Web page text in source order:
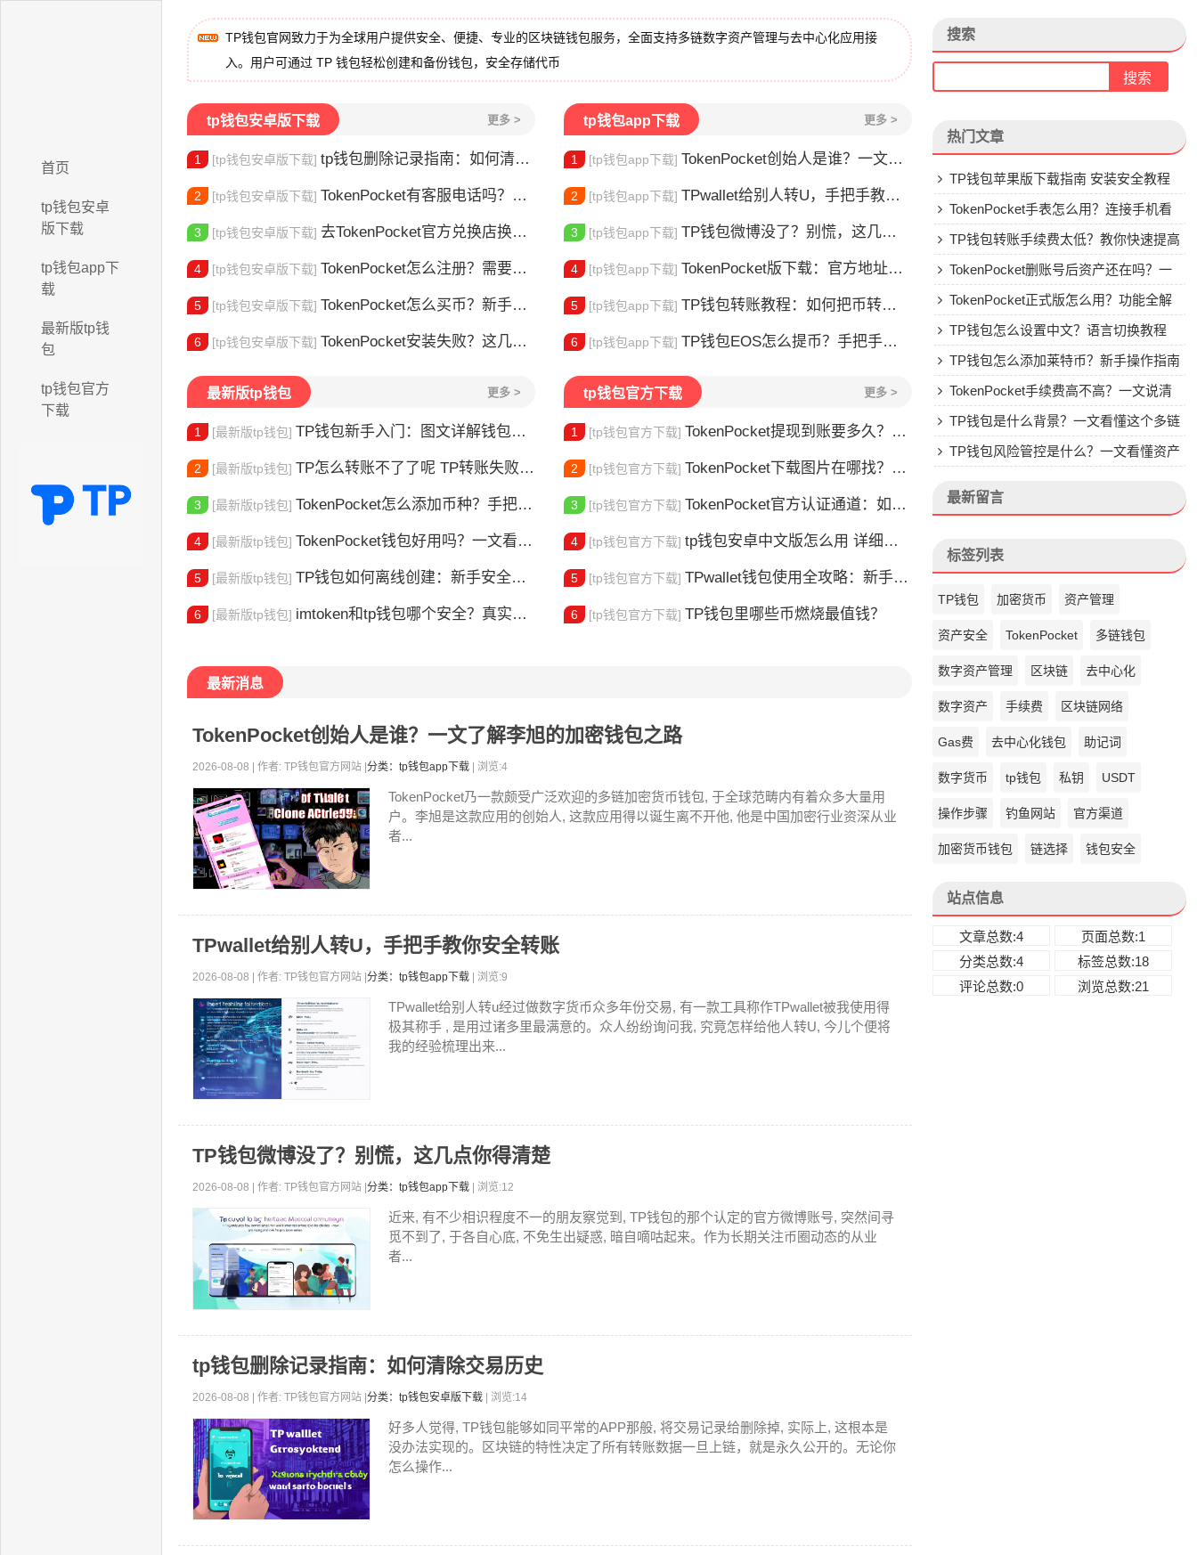
首页
tp钱包安卓
版下载
tp钱包app下
载
最新版tp钱
包
tp钱包官方
下载
TP钱包官网致力于为全球用户提供安全、便捷、专业的区块链钱包服务，全面支持多链数字资产管理与去中心化应用接
入。用户可通过 TP 钱包轻松创建和备份钱包，安全存储代币
tp钱包安卓版下载 更多 >
1 [tp钱包安卓版下载] tp钱包删除记录指南：如何清除交易历史
2 [tp钱包安卓版下载] TokenPocket有客服电话吗？官方联系方式详解
3 [tp钱包安卓版下载] 去TokenPocket官方兑换店换币，这几个坑别再踩了
4 [tp钱包安卓版下载] TokenPocket怎么注册？需要实名认证吗？
5 [tp钱包安卓版下载] TokenPocket怎么买币？新手交易全流程详解
6 [tp钱包安卓版下载] TokenPocket安装失败？这几点最常见
tp钱包app下载 更多 >
1 [tp钱包app下载] TokenPocket创始人是谁？一文了解李旭的加密钱包之路
2 [tp钱包app下载] TPwallet给别人转U，手把手教你安全转账
3 [tp钱包app下载] TP钱包微博没了？别慌，这几点你得清楚
4 [tp钱包app下载] TokenPocket版下载：官方地址与安装避坑指南
5 [tp钱包app下载] TP钱包转账教程：如何把币转到交易所或地址
6 [tp钱包app下载] TP钱包EOS怎么提币？手把手教你安全赎回
最新版tp钱包 更多 >
1 [最新版tp钱包] TP钱包新手入门：图文详解钱包使用方法
2 [最新版tp钱包] TP怎么转账不了了呢 TP转账失败？这5个原因最常见，一文解决你的转账焦虑
3 [最新版tp钱包] TokenPocket怎么添加币种？手把手教你自定义代币
4 [最新版tp钱包] TokenPocket钱包好用吗？一文看懂核心功能特点
5 [最新版tp钱包] TP钱包如何离线创建：新手安全上链指南
6 [最新版tp钱包] imtoken和tp钱包哪个安全？真实对比告诉你
tp钱包官方下载 更多 >
1 [tp钱包官方下载] TokenPocket提现到账要多久？别把钱包当银行，看完这篇就懂了
2 [tp钱包官方下载] TokenPocket下载图片在哪找？官方渠道最靠谱
3 [tp钱包官方下载] TokenPocket官方认证通道：如何找到真正的官方渠道
4 [tp钱包官方下载] tp钱包安卓中文版怎么用 详细安装教程
5 [tp钱包官方下载] TPwallet钱包使用全攻略：新手也能快速上手掌握
6 [tp钱包官方下载] TP钱包里哪些币燃烧最值钱？
最新消息
TokenPocket创始人是谁？一文了解李旭的加密钱包之路
2026-08-08 | 作者: TP钱包官方网站 | 分类：tp钱包app下载 | 浏览:4
TokenPocket乃一款颇受广泛欢迎的多链加密货币钱包, 于全球范畴内有着众多大量用
户。李旭是这款应用的创始人, 这款应用得以诞生离不开他, 他是中国加密行业资深从业
者...
TPwallet给别人转U，手把手教你安全转账
2026-08-08 | 作者: TP钱包官方网站 | 分类：tp钱包app下载 | 浏览:9
TPwallet给别人转u经过做数字货币众多年份交易, 有一款工具称作TPwallet被我使用得
极其称手 , 是用过诸多里最满意的。众人纷纷询问我, 究竟怎样给他人转U, 今儿个便将
我的经验梳理出来...
TP钱包微博没了？别慌，这几点你得清楚
2026-08-08 | 作者: TP钱包官方网站 | 分类：tp钱包app下载 | 浏览:12
近来, 有不少相识程度不一的朋友察觉到, TP钱包的那个认定的官方微博账号, 突然间寻
觅不到了, 于各自心底, 不免生出疑惑, 暗自嘀咕起来。作为长期关注币圈动态的从业
者...
tp钱包删除记录指南：如何清除交易历史
2026-08-08 | 作者: TP钱包官方网站 | 分类：tp钱包安卓版下载 | 浏览:14
好多人觉得, TP钱包能够如同平常的APP那般, 将交易记录给删除掉, 实际上, 这根本是
没办法实现的。区块链的特性决定了所有转账数据一旦上链，就是永久公开的。无论你
怎么操作...
搜索
热门文章
TP钱包苹果版下载指南 安装安全教程
TokenPocket手表怎么用？连接手机看
行情教程
TP钱包转账手续费太低？教你快速提高
Gas费
TokenPocket删账号后资产还在吗？一
文讲清楚
TokenPocket正式版怎么用？功能全解
析与安全使用指南
TP钱包怎么设置中文？语言切换教程
TP钱包怎么添加莱特币？新手操作指南
TokenPocket手续费高不高？一文说清
楚TP钱包是什么背景？一文看懂这个多链
钱包的来头
TP钱包风险管控是什么？一文看懂资产
最新留言
标签列表
TP钱包 加密货币 资产管理
资产安全 TokenPocket 多链钱包
数字资产管理 区块链 去中心化
数字资产 手续费 区块链网络
Gas费 去中心化钱包 助记词
数字货币 tp钱包 私钥 USDT
操作步骤 钓鱼网站 官方渠道
加密货币钱包 链选择 钱包安全
站点信息
文章总数:4
页面总数:1
分类总数:4
标签总数:18
评论总数:0
浏览总数:21